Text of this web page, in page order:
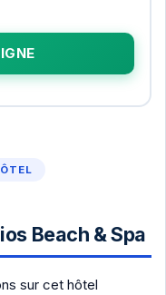
Beach & Spa
sur cet hôtel